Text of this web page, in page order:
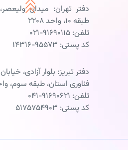
دفتر تهران: میدان
طبقه ۱۰، واحد ۲۲۰۸
تلفن: ۹۱۶۹۰۱۱۵-۰۲۱
کد پستی: ۹۵۵۷۳-۱۴۳۱۶
دفتر تبریز: بلوار آزادی،
فناوری استان، طبقه سوم، واحد
تلفن: ۹۱۶۹۰۶۲۱-۰۴۱
کد پستی: ۵۱۷۵۷۵۴۹۰۳